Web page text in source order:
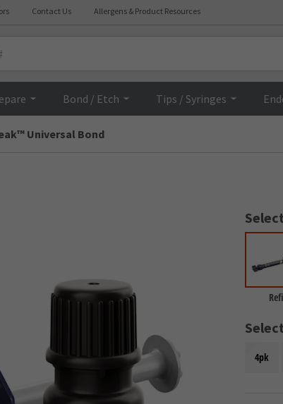
Contact Us Allergens & Product Resources
Bond / Etch Tips / Syringes
Universal Bond
4pk